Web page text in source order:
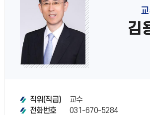
김
직위(직급)
교수
전화번호
031-670-5284